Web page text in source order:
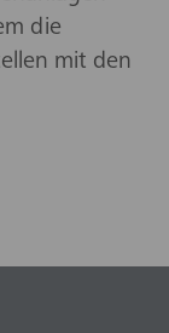
die
mit den